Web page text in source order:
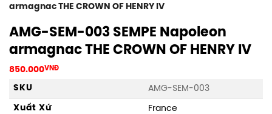
armagnac THE CROWN OF HENRY IV
AMG-SEM-003 SEMPE Napoleon
armagnac THE CROWN OF HENRY IV
850.000VNĐ
SKU
AMG-SEM-003
Xuất Xứ
France